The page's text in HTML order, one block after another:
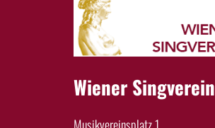
Wiener Singverein